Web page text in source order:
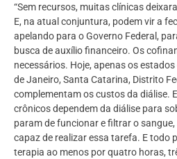
“Sem recursos, muitas clínicas
E, na atual conjuntura, podem vir a
apelando para o Governo Federal,
busca de auxílio financeiro. Os
necessários. Hoje, apenas os
de Janeiro, Santa Catarina, Distrito
complementam os custos da diálise.
crônicos dependem da diálise para
param de funcionar e filtrar o
capaz de realizar essa tarefa. E todo
terapia ao menos por quatro horas,